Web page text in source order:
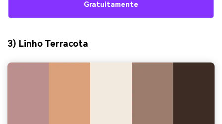
Gratuitamente
3) Linho Terracota